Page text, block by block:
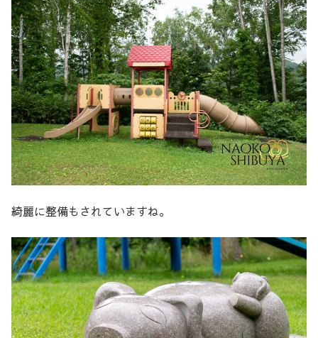
綺麗に整備もされていますね。